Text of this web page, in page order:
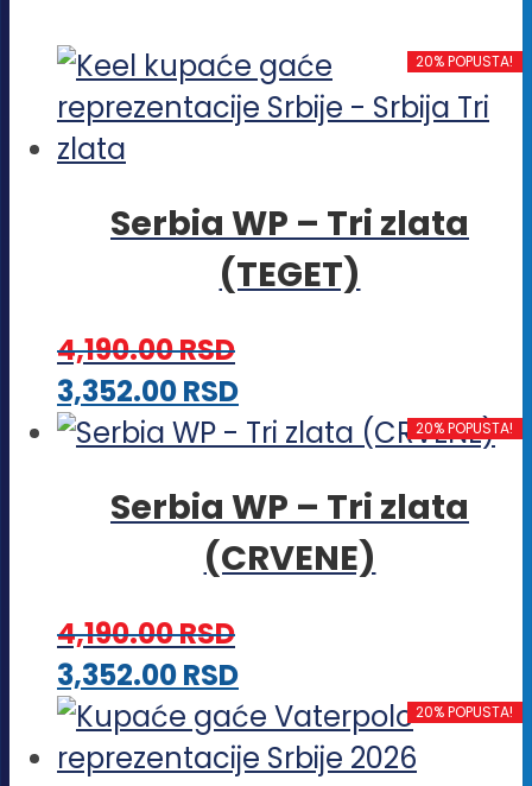
20% POPUSTA!
Serbia WP – Tri zlata
(TEGET)
4,190.00RSD
3,352.00RSDOvaj
proizvod
više
varijanti.
biti
izabrane
na
20% POPUSTA!
Serbia WP – Tri zlata
(CRVENE)
4,190.00RSD
3,352.00RSDOvaj
proizvod
ima
20% POPUSTA!